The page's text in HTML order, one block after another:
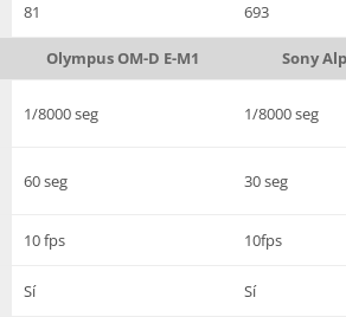
81 693
Olympus OM-D E-M1
Sony
1/8000 seg 1/8000 seg
60 seg 30 seg
10 fps 10fps
Sí Sí